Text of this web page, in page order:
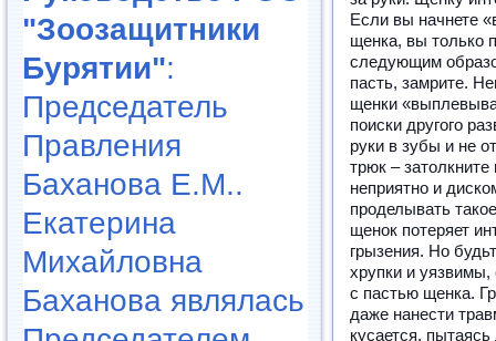
"Зоозащитники
Бурятии":
Председатель
Правления
Баханова Е.М..
Екатерина
Михайловна
Баханова являлась
Если вы начнете
щенка, вы только
следующим
пасть, замрите.
щенки
поиски другого
руки в зубы и не
трюк –
неприятно и
проделывать
щенок потеряет
грызения. Но
хрупки и уязвимы,
с пастью щенка.
даже нанести
кусается,